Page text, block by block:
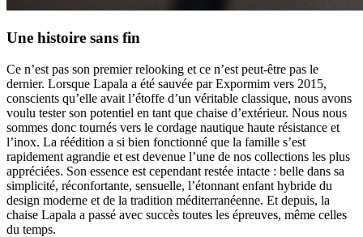
Une histoire sans fin
Ce n’est pas son premier relooking et ce n’est peut-être pas le
dernier. Lorsque Lapala a été sauvée par Expormim vers 2015,
conscients qu’elle avait l’étoffe d’un véritable classique, nous avons
voulu tester son potentiel en tant que chaise d’extérieur. Nous nous
sommes donc tournés vers le cordage nautique haute résistance et
l’inox. La réédition a si bien fonctionné que la famille s’est
rapidement agrandie et est devenue l’une de nos collections les plus
appréciées. Son essence est cependant restée intacte : belle dans sa
simplicité, réconfortante, sensuelle, l’étonnant enfant hybride du
design moderne et de la tradition méditerranéenne. Et depuis, la
chaise Lapala a passé avec succès toutes les épreuves, même celles
du temps.